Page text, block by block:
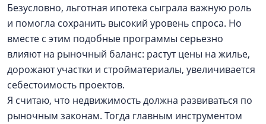
Безусловно, льготная ипотека сыграла важную роль
и помогла сохранить высокий уровень спроса. Но
вместе с этим подобные программы серьезно
влияют на рыночный баланс: растут цены на жилье,
дорожают участки и стройматериалы, увеличивается
себестоимость проектов.
Я считаю, что недвижимость должна развиваться по
рыночным законам. Тогда главным инструментом